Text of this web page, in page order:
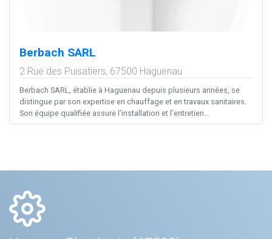
Berbach SARL
2 Rue des Puisatiers, 67500 Haguenau
Berbach SARL, établie à Haguenau depuis plusieurs années, se
distingue par son expertise en chauffage et en travaux sanitaires.
Son équipe qualifiée assure l’installation et l’entretien...